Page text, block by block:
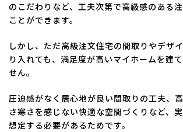
のこだわりなど、工夫次第で高級感のある
ことができます。
しかし、ただ高級注文住宅の間取りやデザ
り入れても、満足度が高いマイホームを建
せん。
圧迫感がなく居心地が良い間取りの工夫、
さ寒さを感じない快適な空間づくりなど、
想定する必要があるためです。